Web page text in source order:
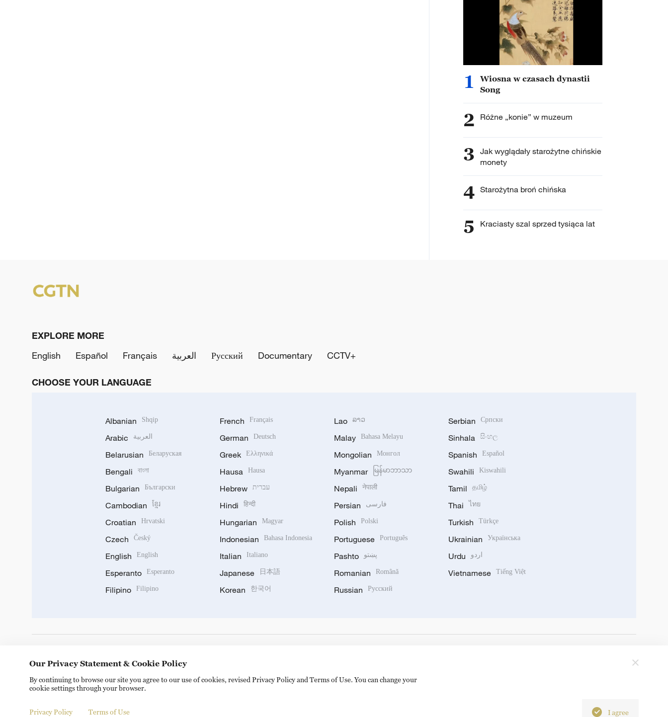
1
Wiosna w czasach dynastii
Song
2 Różne „konie” w muzeum
3 Jak wyglądały starożytne chińskie
monety
4 Starożytna broń chińska
5 Kraciasty szal sprzed tysiąca lat
EXPLORE MORE
English
Español Français العربية Русский Documentary CCTV+
CHOOSE YOUR LANGUAGE
Albanian Shqip
Arabic العربية
Belarusian Беларуская
Bengali বাংলা
Bulgarian Български
Cambodian ខ្មែរ
Croatian Hrvatski
Czech Český
English English
Esperanto Esperanto
Filipino Filipino
French Français
German Deutsch
Greek Ελληνικά
Hausa Hausa
Hebrew עברית
Hindi हिन्दी
Hungarian Magyar
Indonesian Bahasa Indonesia
Italian Italiano
Japanese 日本語
Korean 한국어
Lao ລາວ
Malay Bahasa Melayu
Mongolian Монгол
Myanmar မြန်မာဘာသာ
Nepali नेपाली
Persian فارسی
Polish Polski
Portuguese Português
Pashto پښتو
Romanian Română
Russian Русский
Serbian Српски
Sinhala සිංහල
Spanish Español
Swahili Kiswahili
Tamil தமிழ்
Thai ไทย
Turkish Türkçe
Ukrainian Українська
Urdu اردو
Vietnamese Tiếng Việt
Copyright © 2024 CGTN. 京ICP备20000184号
Our Privacy Statement & Cookie Policy
By continuing to browse our site you agree to our use of cookies, revised Privacy Policy and Terms of Use. You can change your
cookie settings through your browser.
Privacy Policy Terms of Use I agree